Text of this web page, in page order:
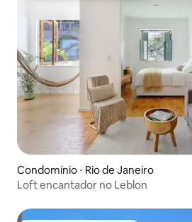
Condomínio ⋅ Rio de Janeiro
Loft encantador no Leblon